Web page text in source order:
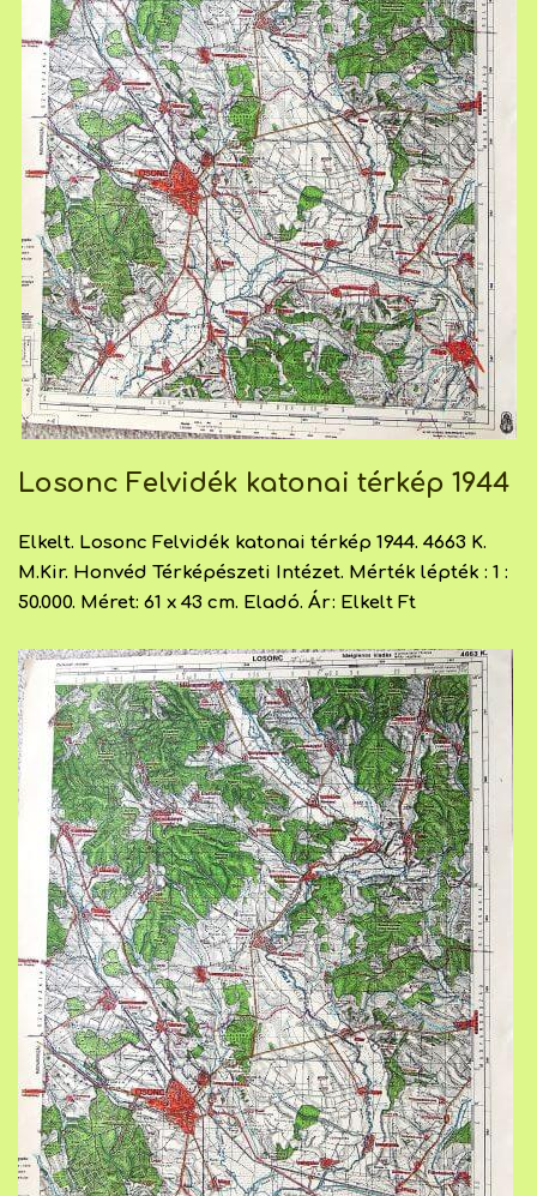
Losonc Felvidék katonai térkép 1944
Elkelt. Losonc Felvidék katonai térkép 1944. 4663 K.
M.Kir. Honvéd Térképészeti Intézet. Mérték lépték : 1 :
50.000. Méret: 61 x 43 cm. Eladó. Ár: Elkelt Ft